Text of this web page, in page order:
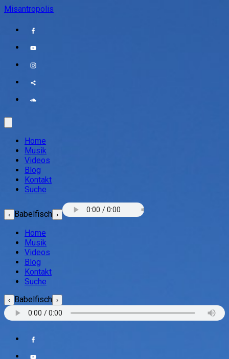
Misantropolis
Home
Musik
Videos
Blog
Kontakt
Suche
‹ Babelfisch ›
Home
Musik
Videos
Blog
Kontakt
Suche
‹ Babelfisch ›